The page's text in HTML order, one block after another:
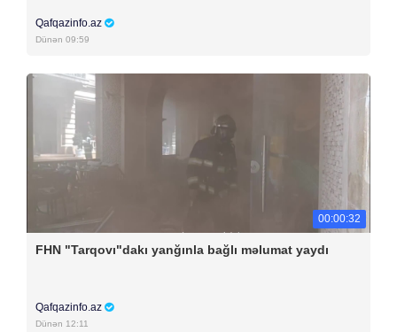
Qafqazinfo.az
Dünən 09:59
00:00:32
FHN "Tarqovı"dakı yanğınla bağlı məlumat yaydı
Qafqazinfo.az
Dünən 12:11